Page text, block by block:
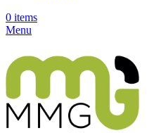
0 items
Menu